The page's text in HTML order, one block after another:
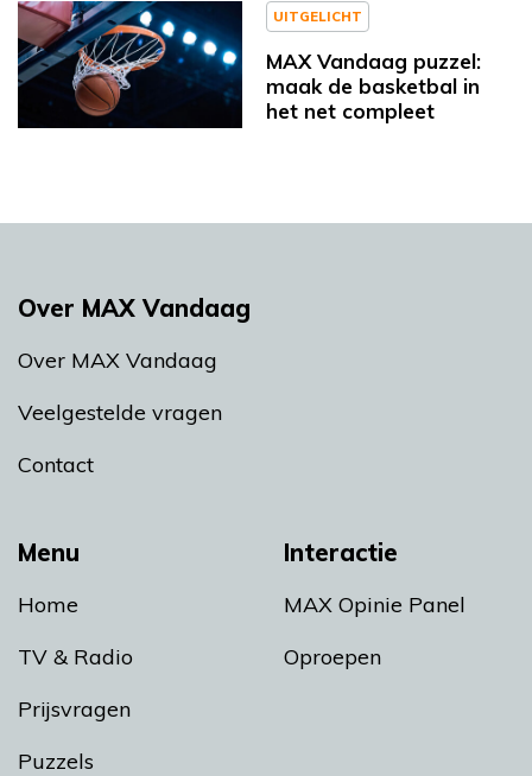
UITGELICHT
MAX Vandaag puzzel:
maak de basketbal in
het net compleet
Menu
Home
TV & Radio
Prijsvragen
Puzzels
Interactie
MAX Opinie Panel
Oproepen
Over MAX Vandaag
Over MAX Vandaag
Veelgestelde vragen
Contact